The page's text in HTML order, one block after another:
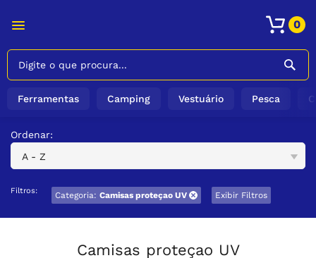
0
Ferramentas Camping Vestuário Pesca
Ordenar:
A - Z
Filtros: Categoria: Camisas proteçao UV Exibir Filtros
Camisas proteçao UV